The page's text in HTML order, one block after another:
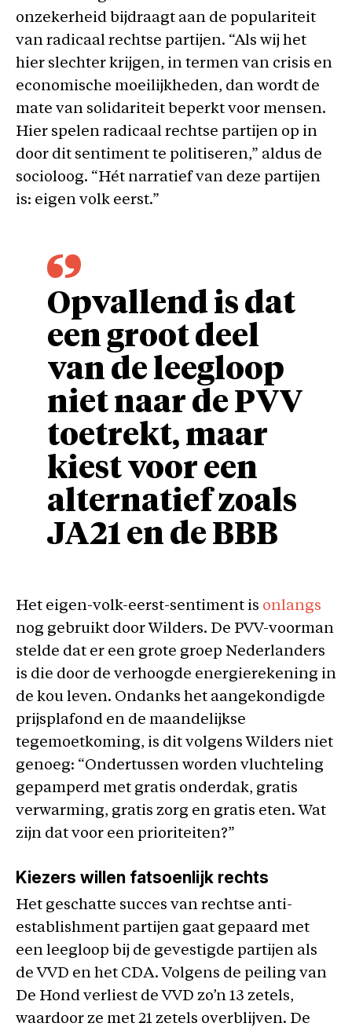
onzekerheid bijdraagt aan de populariteit
van radicaal rechtse partijen. “Als wij het
hier slechter krijgen, in termen van crisis en
economische moeilijkheden, dan wordt de
mate van solidariteit beperkt voor mensen.
Hier spelen radicaal rechtse partijen op in
door dit sentiment te politiseren,” aldus de
socioloog. “Hét narratief van deze partijen
is: eigen volk eerst.”
Opvallend is dat
een groot deel
van de leegloop
niet naar de PVV
toetrekt, maar
kiest voor een
alternatief zoals
JA21 en de BBB
Het eigen-volk-eerst-sentiment is onlangs
nog gebruikt door Wilders. De PVV-voorman
stelde dat er een grote groep Nederlanders
is die door de verhoogde energierekening in
de kou leven. Ondanks het aangekondigde
prijsplafond en de maandelijkse
tegemoetkoming, is dit volgens Wilders niet
genoeg: “Ondertussen worden vluchteling
gepamperd met gratis onderdak, gratis
verwarming, gratis zorg en gratis eten. Wat
zijn dat voor een prioriteiten?”
Kiezers willen fatsoenlijk rechts
Het geschatte succes van rechtse anti-
establishment partijen gaat gepaard met
een leegloop bij de gevestigde partijen als
de VVD en het CDA. Volgens de peiling van
De Hond verliest de VVD zo’n 13 zetels,
waardoor ze met 21 zetels overblijven. De